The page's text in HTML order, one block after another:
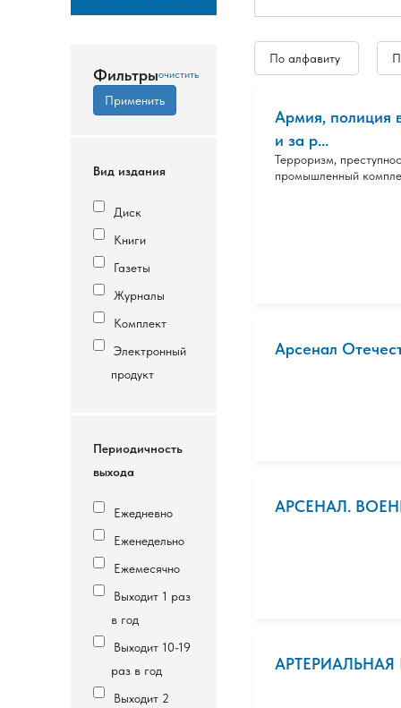
Фильтры
Вид издания
Диск
Книги
Газеты
Журналы
Комплект
Электронный
продукт
Периодичность
выхода
Ежедневно
Еженедельно
Ежемесячно
Выходит 1 раз
в год
Выходит 10-19
раз в год
Выходит 2
По алфавиту
Армия, полиция
и за р...
Терроризм,
промышленный
Арсенал
АРСЕНАЛ.
АРТЕРИАЛЬНАЯ